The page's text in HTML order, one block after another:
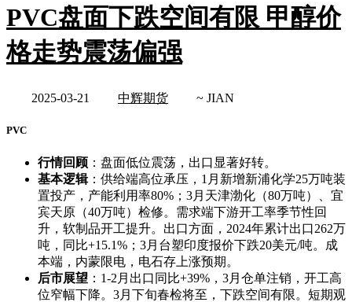
PVC盘面下跌空间有限 甲醇价
格走势震荡偏强
2025-03-21 中辉期货 ~ JIAN
PVC
行情回顾 ：盘面低位震荡，出口显著好转。
基本逻辑：供给端高位承压，1月新增新浦化学25万吨装
置投产，产能利用率80%；3月天津渤化（80万吨）、宜
宾天原（40万吨）检修。需求端下游开工率季节性回
升，软制品开工提升。出口方面，2024年累计出口262万
吨，同比+15.1%；3月台塑印度报价下跌20美元/吨。成
本端，内蒙限电，电石存上涨预期。
后市展望 ：1-2月出口同比+39%，3月仓单注销，开工高
位窄幅下降。3月下旬春检将至，下跌空间有限。短期观